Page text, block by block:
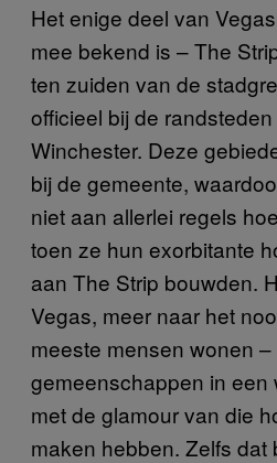
Het enige deel van
mee bekend is – The
ten zuiden van de
officieel bij de
Winchester. Deze
bij de gemeente,
niet aan allerlei regels
toen ze hun exorbitante
aan The Strip bouwden.
Vegas, meer naar het
meeste mensen wonen –
gemeenschappen in een
met de glamour van die
maken hebben. Zelfs dat